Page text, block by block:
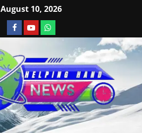
August 10, 2026